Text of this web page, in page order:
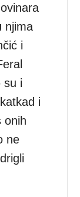
njima
i
su i
i
onih
ne